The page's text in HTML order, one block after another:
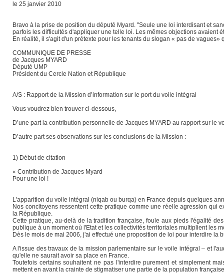
le 25 janvier 2010
Bravo à la prise de position du député Myard. "Seule une loi interdisant et
parfois les difficultés d'appliquer une telle loi. Les mêmes objections avaient
En réalité, il s'agit d'un prétexte pour les tenants du slogan « pas de
COMMUNIQUE DE PRESSE
de Jacques MYARD
Député UMP
Président du Cercle Nation et République
A/S : Rapport de la Mission d’information sur le port du voile intégral
Vous voudrez bien trouver ci-dessous,
D’une part la contribution personnelle de Jacques MYARD au rapport sur le
D’autre part ses observations sur les conclusions de la Mission :
1) Début de citation
« Contribution de Jacques Myard
Pour une loi !
L'apparition du voile intégral (niqab ou burqa) en France depuis quelques
Nos concitoyens ressentent cette pratique comme une réelle agression
la République.
Cette pratique, au-delà de la tradition française, foule aux pieds l'égalité
publique à un moment où l'Etat et les collectivités territoriales multiplient les
Dès le mois de mai 2006, j'ai effectué une proposition de loi pour interdire la
A l'issue des travaux de la mission parlementaire sur le voile intégral – et
qu'elle ne saurait avoir sa place en France.
Toutefois certains souhaitent ne pas l'interdire purement et simplement
mettent en avant la crainte de stigmatiser une partie de la population